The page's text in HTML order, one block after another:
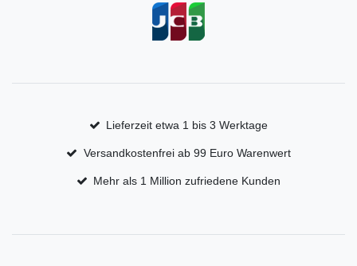
Lieferzeit etwa 1 bis 3 Werktage
Versandkostenfrei ab 99 Euro Warenwert
Mehr als 1 Million zufriedene Kunden